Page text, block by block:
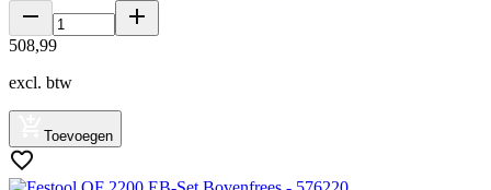
508,99
excl. btw
Toevoegen